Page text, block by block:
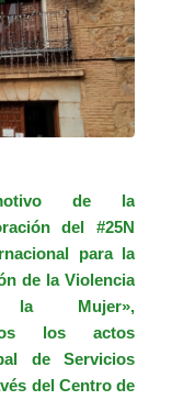
de la
del #25N
para la
de la Violencia
la Mujer»,
los actos
de Servicios
del Centro de